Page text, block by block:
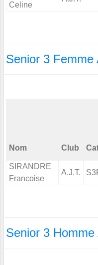
Celine
Senior 3 Femme
Nom Club
SIRANDRE
Francoise
A.J.T.
Senior 3